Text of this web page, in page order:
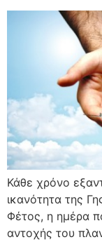
Κάθε χρόνο
ικανότητα της
Φέτος, η ημέρα
αντοχής του